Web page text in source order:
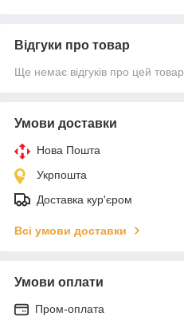
Відгуки про товар
Ще немає відгуків про цей товар
Умови доставки
Нова Пошта
Укрпошта
Доставка кур'єром
Всі умови доставки
Умови оплати
Пром-оплата